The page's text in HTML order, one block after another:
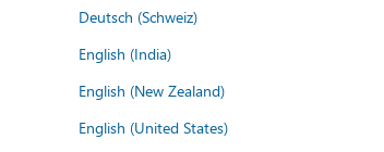
Deutsch (Schweiz)
English (India)
English (New Zealand)
English (United States)